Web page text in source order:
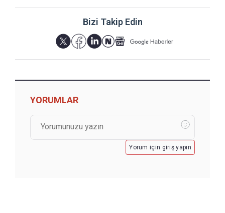
Bizi Takip Edin
YORUMLAR
Yorum için giriş yapın